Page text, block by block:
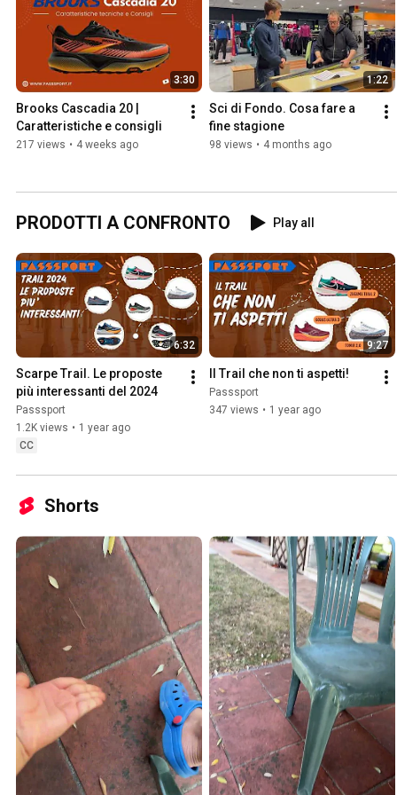
3:30
Brooks Cascadia 20 |
217 views • 4 weeks ago
1:22
Sci di Fondo. Cosa fare a
fine stagione
98 views • 4 months ago
PRODOTTI A CONFRONTO Play all
6:32
Scarpe Trail. Le proposte
più interessanti del 2024
Passsport
1.2K views • 1 year ago
CC
9:27
Il Trail che non ti aspetti!
Passsport
347 views • 1 year ago
Shorts